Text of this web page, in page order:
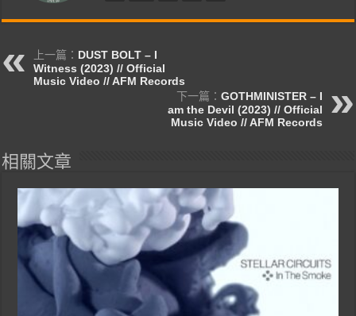
上一篇： DUST BOLT – I
Witness (2023) // Official
Music Video // AFM Records
下一篇： GOTHMINISTER – I
am the Devil (2023) // Official
Music Video // AFM Records
相關文章